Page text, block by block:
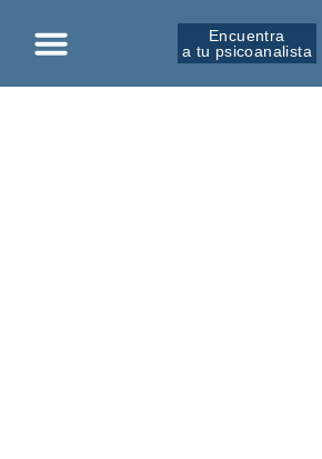
Encuentra
a tu psicoanalista